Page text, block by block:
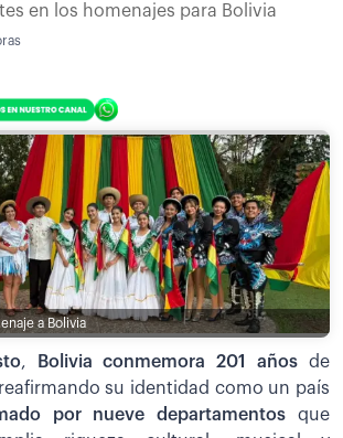
en los homenajes para Bolivia
a Bolivia
, Bolivia conmemora 201 años de
su identidad como un país
por nueve departamentos que